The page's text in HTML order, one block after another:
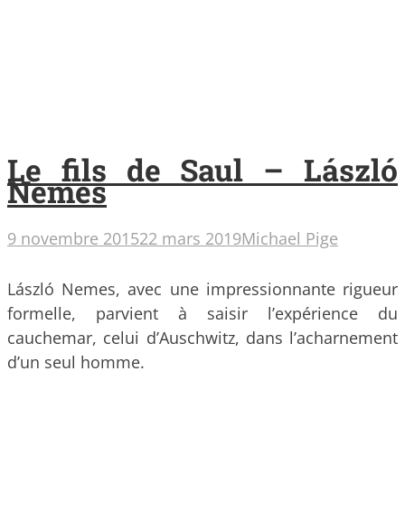
Le fils de Saul – László
Nemes
9 novembre 201522 mars 2019Michael Pige
László Nemes, avec une impressionnante rigueur
formelle, parvient à saisir l’expérience du
cauchemar, celui d’Auschwitz, dans l’acharnement
d’un seul homme.